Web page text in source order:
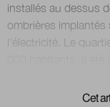
installés au dessus
ombrières
l'électricité. Le
Cet